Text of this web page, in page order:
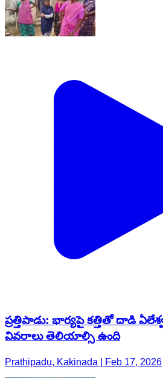
ప్రత్తిపాడు: భార్యపై కత్తితో దాడి
వివరాలు తెలియాల్సి ఉంది
Prathipadu, Kakinada | Feb 17, 2026